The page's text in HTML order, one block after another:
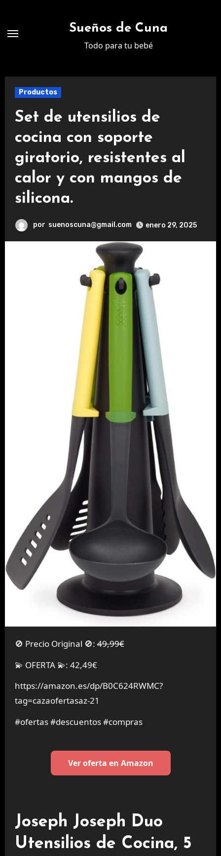
contenido
Sueños de Cuna
Todo para tu bebé
Productos
Set de utensilios de
cocina con soporte
giratorio, resistentes al
calor y con mangos de
silicona.
por suenoscuna@gmail.com enero 29, 2025
🚫 Precio Original 🚫:49,99€
💫 OFERTA 💫: 42,49€
https://amazon.es/dp/B0C624RWMC?
tag=cazaofertasaz-21
#ofertas #descuentos #compras
Ver oferta en Amazon
Joseph Joseph Duo
Utensilios de Cocina, 5